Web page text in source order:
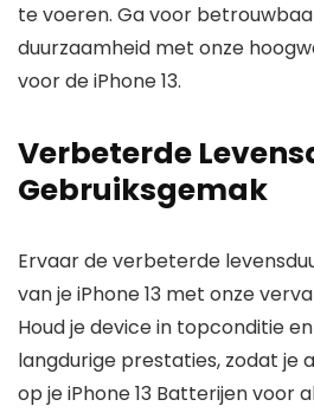
te voeren. Ga voor
duurzaamheid met onze
voor de iPhone 13.
Verbeterde
Gebruiksgemak
Ervaar de verbeterde
van je iPhone 13 met onze
Houd je device in topconditie
langdurige prestaties, zodat je
op je iPhone 13 Batterijen voor